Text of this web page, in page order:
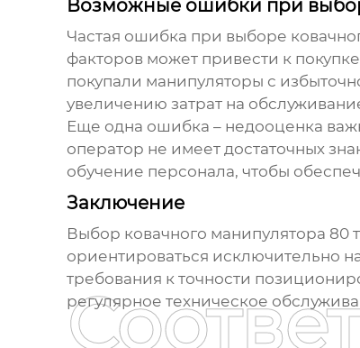
Возможные ошибки при
Частая ошибка при выборе
факторов может привести к
покупали манипуляторы с
увеличению затрат на
Еще одна ошибка – недооценка
оператор не имеет достаточных
обучение персонала, чтобы
Заключение
Выбор ковачного манипулятора 80 т
ориентироваться исключительно
требования к точности
регулярное техническое